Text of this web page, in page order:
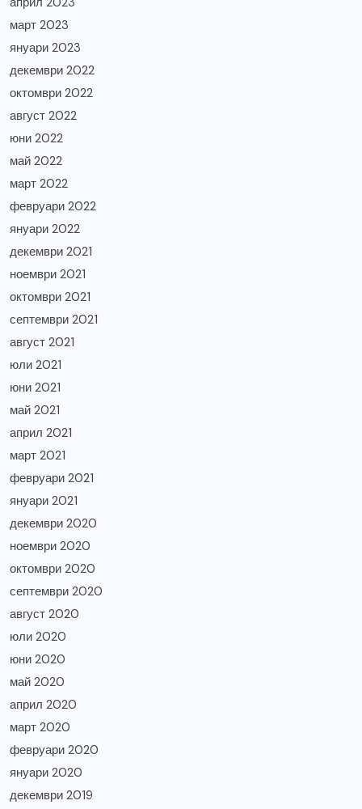
март 2023
януари 2023
декември 2022
октомври 2022
август 2022
юни 2022
май 2022
март 2022
февруари 2022
януари 2022
декември 2021
ноември 2021
октомври 2021
септември 2021
август 2021
юли 2021
юни 2021
май 2021
април 2021
март 2021
февруари 2021
януари 2021
декември 2020
ноември 2020
октомври 2020
септември 2020
август 2020
юли 2020
юни 2020
май 2020
април 2020
март 2020
февруари 2020
януари 2020
декември 2019